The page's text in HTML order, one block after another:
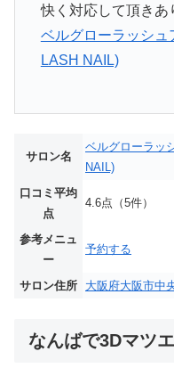
快く対応して頂きあ
ベルグローラッシュ
LASH NAIL)
サロン名
ベルグローラッ
NAIL)
口コミ平均
点
4.6点（5件）
参考メニュ
ー
予約する
サロン住所 大阪府大阪市中
なんばで3Dマツ